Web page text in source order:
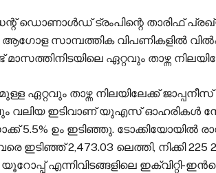
ഡൊണാൾഡ് ട്രംപിന്റെ താരിഫ്
ആഗോള സാമ്പത്തിക വിപണികളിൽ
മാസത്തിനിടയിലെ ഏറ്റവും താഴ്ന്ന
ഏറ്റവും താഴ്ന്ന നിലയിലേക്ക്
വലിയ ഇടിവാണ് യുഎസ് ഓഹരികൾ
5.5% ഉം ഇടിഞ്ഞു. ടോക്കിയോയിൽ
ഇടിഞ്ഞ് 2,473.03 ലെത്തി, നിക്കി 225
എന്നിവിടങ്ങളിലെ